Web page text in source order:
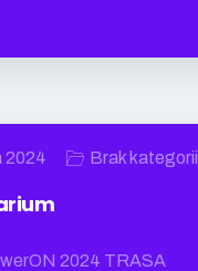
2024 Brak kategorii
2024 TRASA